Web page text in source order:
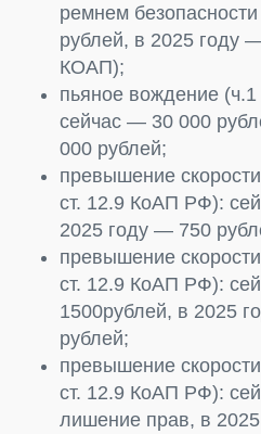
ремнем
рублей, в 2025 году
КОАП);
пьяное вождение
сейчас — 30 000
000 рублей;
превышение
ст. 12.9 КоАП РФ):
2025 году — 750
превышение
ст. 12.9 КоАП РФ):
1500рублей, в 2025
рублей;
превышение
ст. 12.9 КоАП РФ):
лишение прав, в